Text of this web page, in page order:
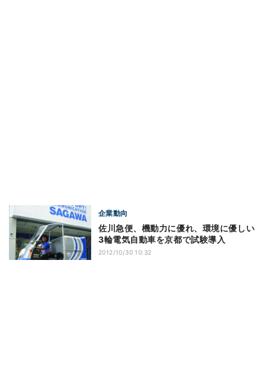
企業動向
佐川急便、機動力に優れ、環境に優しい
3輪電気自動車を京都で試験導入
2012/10/30 10:32